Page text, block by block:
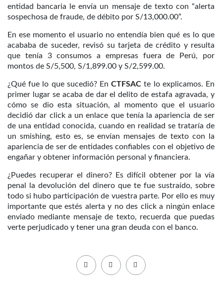
entidad bancaria le envía un mensaje de texto con “alerta
sospechosa de fraude, de débito por S/13,000.00”.
En ese momento el usuario no entendía bien qué es lo que
acababa de suceder, revisó su tarjeta de crédito y resulta
que tenía 3 consumos a empresas fuera de Perú, por
montos de S/5,500, S/1,899.00 y S/2,599.00.
¿Qué fue lo que sucedió? EnCTFSACte lo explicamos. En
primer lugar se acaba de dar el delito de estafa agravada, y
cómo se dio esta situación, al momento que el usuario
decidió dar click a un enlace que tenía la apariencia de ser
de una entidad conocida, cuando en realidad se trataría de
un smishing, esto es, se envían mensajes de texto con la
apariencia de ser de entidades confiables con el objetivo de
engañar y obtener información personal y financiera.
¿Puedes recuperar el dinero? Es difícil obtener por la vía
penal la devolución del dinero que te fue sustraído, sobre
todo si hubo participación de vuestra parte. Por ello es muy
importante que estés alerta y no des click a ningún enlace
enviado mediante mensaje de texto, recuerda que puedas
verte perjudicado y tener una gran deuda con el banco.